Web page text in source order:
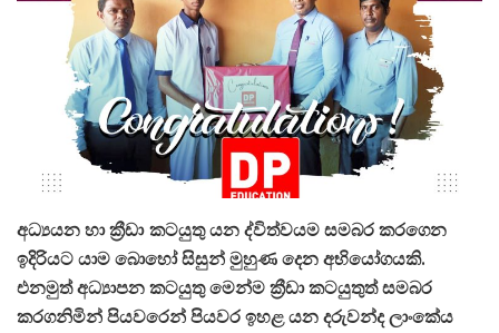
අධ්‍යයන හා ක්‍රීඩා කටයුතු යන ද්විත්වයම සමබර කරගෙන
ඉදිරියට යාම බොහෝ සිසුන් මුහුණ දෙන අභියෝගයකි.
එනමුත් අධ්‍යාපන කටයුතු මෙන්ම ක්‍රීඩා කටයුතුත් සමබර
කරගනිමින් පියවරෙන් පියවර ඉහළ යන දරුවන්ද ලාංකේය